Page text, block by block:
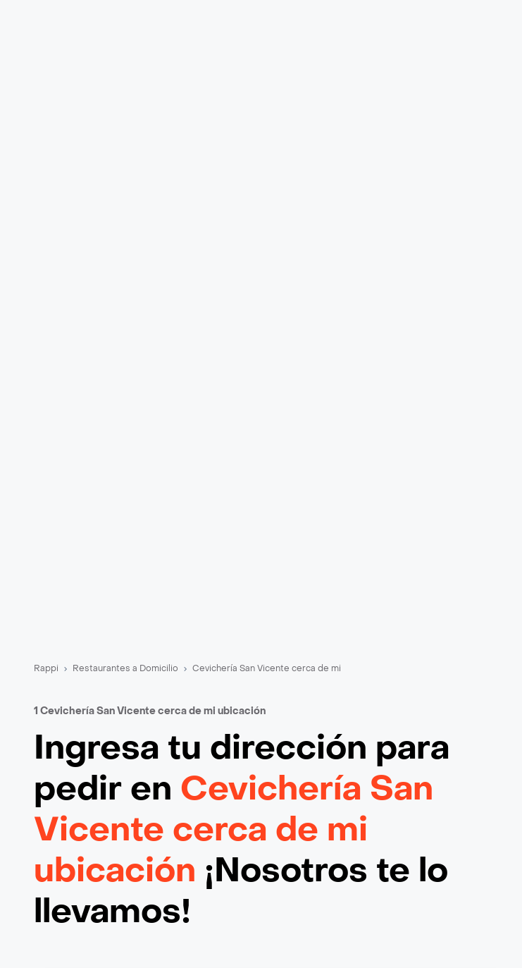
Rappi Restaurantes a Domicilio Cevichería San Vicente cerca de mi
1 Cevichería San Vicente cerca de mi ubicación
Ingresa tu dirección para
pedir en Cevichería San
Vicente cerca de mi
ubicación ¡Nosotros te lo
llevamos!